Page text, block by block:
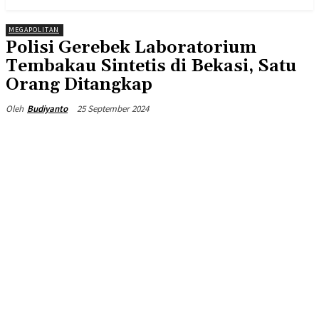
MEGAPOLITAN
Polisi Gerebek Laboratorium
Tembakau Sintetis di Bekasi, Satu
Orang Ditangkap
Oleh Budiyanto 25 September 2024